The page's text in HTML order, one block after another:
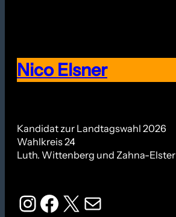
Nico Elsner
Kandidat zur Landtagswahl 2026
Wahlkreis 24
Luth. Wittenberg und Zahna-Elster
InstagramFacebook X E-Mail